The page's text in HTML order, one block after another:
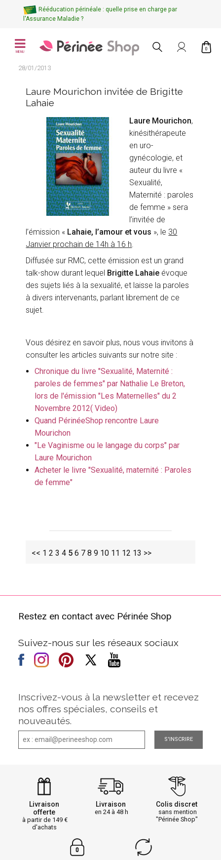
Rééducation périnéale : quelle prise en charge par
l'Assurance Maladie ?
MENU
0
28/01/2013
Laure Mourichon invitée de Brigitte
Lahaie
Laure Mourichon,
kinésithérapeute
en uro-
gynécologie, et
auteur du livre «
Sexualité,
Maternité : paroles
de femme » sera
l’invitée de
l’émission « Lahaie, l’amour et vous », le 30
Janvier prochain de 14h à 16 h
Diffusée sur RMC, cette émission est un grand
talk-show durant lequel Brigitte Lahaie évoque
des sujets liés à la sexualité, et laisse la paroles
à divers intervenants, parlant librement de ce
sujet.
Vous désirez en savoir plus, nous vous invitons à
consulter les articles suivants sur notre site :
Chronique du livre "Sexualité, Maternité :
paroles de femmes" par Nathalie Le Breton,
lors de l'émission "Les Maternelles" du 2
Novembre 2012( Video)
Quand PérinéeShop rencontre Laure
Mourichon
"Le Vaginisme ou le langage du corps" par
Laure Mourichon
Acheter le livre "Sexualité, maternité : Paroles
de femme"
<< 1 2 3 4 5 6 7 8 9 10 11 12 13 >>
Restez en contact avec Périnée Shop
Suivez-nous sur les réseaux sociaux
Inscrivez-vous à la newsletter et recevez
nos offres spéciales, conseils et
nouveautés.
S'INSCRIRE
Livraison
offerte
à partir de 149
d'achats
Livraison
en 24 à 48 h
Colis discret
sans mention
"Périnée Shop"